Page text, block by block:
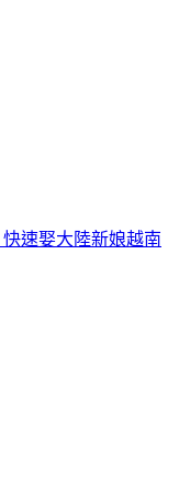
快速娶大陸新娘越南